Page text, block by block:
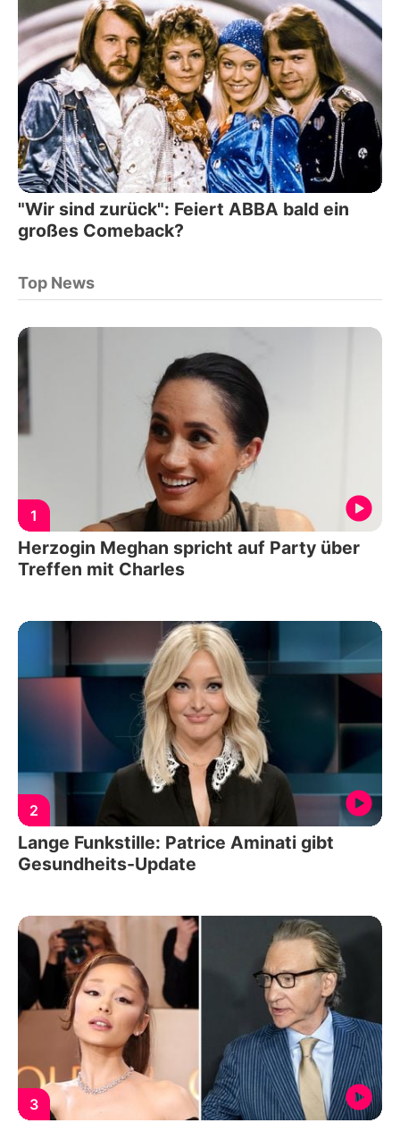
"Wir sind zurück": Feiert ABBA bald ein
großes Comeback?
Top News
1
Herzogin Meghan spricht auf Party über
Treffen mit Charles
2
Lange Funkstille: Patrice Aminati gibt
Gesundheits-Update
3